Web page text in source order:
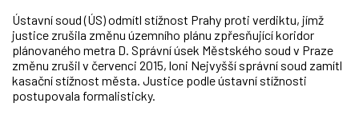
Ústavní soud (ÚS) odmítl stížnost Prahy proti verdiktu, jímž
justice zrušila změnu územního plánu zpřesňující koridor
plánovaného metra D. Správní úsek Městského soud v Praze
změnu zrušil v červenci 2015, loni Nejvyšší správní soud zamítl
kasační stížnost města. Justice podle ústavní stížnosti
postupovala formalisticky.